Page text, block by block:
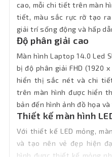
cao, mỗi chi tiết trên màn
tiết, màu sắc rực rỡ tạo
giải trí sống động và hấp
Độ phân giải cao
Màn hình Laptop 14.0 Led
bị độ phân giải FHD (1920
hiển thị sắc nét và chi
trên màn hình được hiển
bản đến hình ảnh đồ họa và
Thiết kế màn hình
Với thiết kế LED mỏng,
và tạo nên vẻ đẹp hiện
hình được thiết kế mỏng